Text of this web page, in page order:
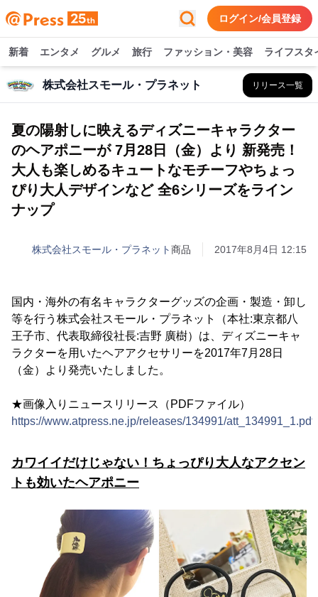
ログイン/会員登録
新着 エンタメ グルメ 旅行 ファッション・美容 ライフスタ
株式会社スモール・プラネット リリース一覧
夏の陽射しに映えるディズニーキャラクター
のヘアポニーが 7月28日（金）より 新発売！
大人も楽しめるキュートなモチーフやちょっ
ぴり大人デザインなど 全6シリーズをライン
ナップ
株式会社スモール・プラネット商品 2017年8月4日 12:15
国内・海外の有名キャラクターグッズの企画・製造・卸し
等を行う株式会社スモール・プラネット（本社:東京都八
王子市、代表取締役社長:吉野 廣樹）は、ディズニーキャ
ラクターを用いたヘアアクセサリーを2017年7月28日
（金）より発売いたしました。
★画像入りニュースリリース（PDFファイル）
https://www.atpress.ne.jp/releases/134991/att_134991_1.pdf
カワイイだけじゃない！ちょっぴり大人なアクセン
トも効いたヘアポニー